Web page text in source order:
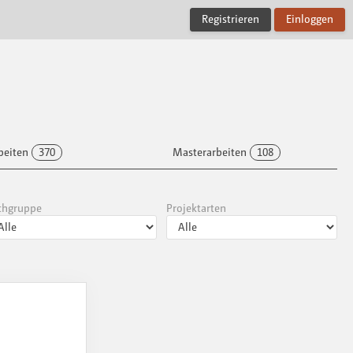
Registrieren Einloggen
370 Masterarbeiten 108
Projektarten